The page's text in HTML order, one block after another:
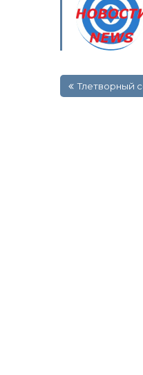
поТлетворный